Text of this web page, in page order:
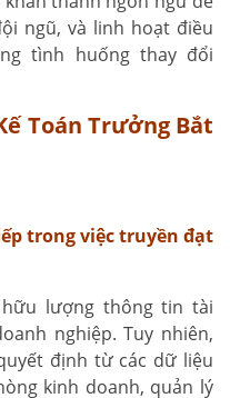
ngũ, và linh hoạt điều
tình huống thay đổi
Toán Trưởng Bắt
trong việc truyền đạt
lượng thông tin tài
nghiệp. Tuy nhiên,
định từ các dữ liệu
kinh doanh, quản lý